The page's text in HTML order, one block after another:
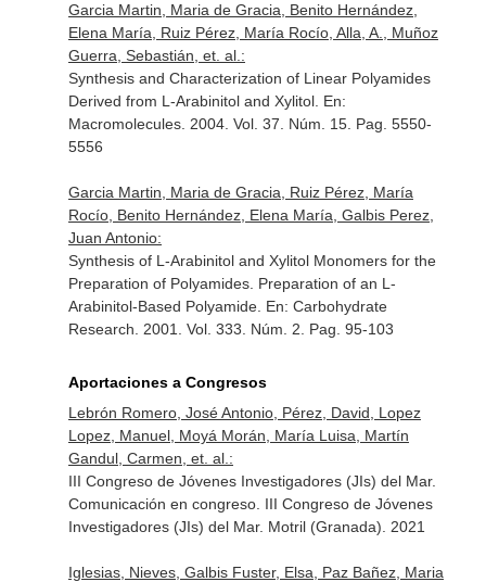
Garcia Martin, Maria de Gracia, Benito Hernández,
Elena María, Ruiz Pérez, María Rocío, Alla, A., Muñoz
Guerra, Sebastián, et. al.:
Synthesis and Characterization of Linear Polyamides
Derived from L-Arabinitol and Xylitol. En:
Macromolecules. 2004. Vol. 37. Núm. 15. Pag. 5550-
5556
Garcia Martin, Maria de Gracia, Ruiz Pérez, María
Rocío, Benito Hernández, Elena María, Galbis Perez,
Juan Antonio:
Synthesis of L-Arabinitol and Xylitol Monomers for the
Preparation of Polyamides. Preparation of an L-
Arabinitol-Based Polyamide. En: Carbohydrate
Research . 2001. Vol. 333. Núm. 2. Pag. 95-103
Aportaciones a Congresos
Lebrón Romero, José Antonio, Pérez, David, Lopez
Lopez, Manuel, Moyá Morán, María Luisa, Martín
Gandul, Carmen, et. al.:
III Congreso de Jóvenes Investigadores (JIs) del Mar.
Comunicación en congreso. III Congreso de Jóvenes
Investigadores (JIs) del Mar. Motril (Granada). 2021
Iglesias, Nieves, Galbis Fuster, Elsa, Paz Bañez, Maria